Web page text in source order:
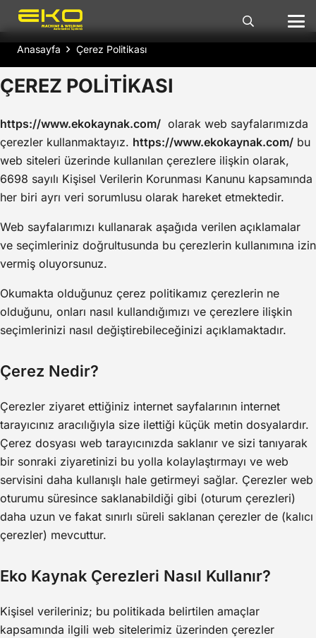
Anasayfa Çerez Politikası
ÇEREZ POLİTİKASI
https://www.ekokaynak.com/ olarak web sayfalarımızda
çerezler kullanmaktayız. https://www.ekokaynak.com/ bu
web siteleri üzerinde kullanılan çerezlere ilişkin olarak,
6698 sayılı Kişisel Verilerin Korunması Kanunu kapsamında
her biri ayrı veri sorumlusu olarak hareket etmektedir.
Web sayfalarımızı kullanarak aşağıda verilen açıklamalar
ve seçimleriniz doğrultusunda bu çerezlerin kullanımına izin
vermiş oluyorsunuz.
Okumakta olduğunuz çerez politikamız çerezlerin ne
olduğunu, onları nasıl kullandığımızı ve çerezlere ilişkin
seçimlerinizi nasıl değiştirebileceğinizi açıklamaktadır.
Çerez Nedir?
Çerezler ziyaret ettiğiniz internet sayfalarının internet
tarayıcınız aracılığıyla size ilettiği küçük metin dosyalardır.
Çerez dosyası web tarayıcınızda saklanır ve sizi tanıyarak
bir sonraki ziyaretinizi bu yolla kolaylaştırmayı ve web
servisini daha kullanışlı hale getirmeyi sağlar. Çerezler web
oturumu süresince saklanabildiği gibi (oturum çerezleri)
daha uzun ve fakat sınırlı süreli saklanan çerezler de (kalıcı
çerezler) mevcuttur.
Eko Kaynak Çerezleri Nasıl Kullanır?
Kişisel verileriniz; bu politikada belirtilen amaçlar
kapsamında ilgili web sitelerimiz üzerinden çerezler